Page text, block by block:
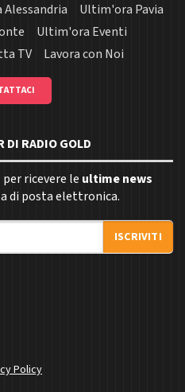
Ultim'ora Pavia
Ultim'ora Eventi
TV Lavora con Noi
DI RADIO GOLD
ricevere le ultime news
di posta elettronica.
ISCRIVITI
Policy